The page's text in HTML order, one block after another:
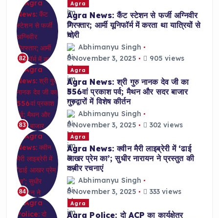
82
Agra
Agra News: कैंट स्टेशन से फर्जी अग्निवीर
गिरफ्तार; आर्मी यूनिफॉर्म में करता था यात्रियों से
चोरी
Abhimanyu Singh
November 3, 2025
905 views
83
Agra
Agra News: श्री गुरु नानक देव जी का
556वां प्रकाश पर्व; मैथन और सदर बाजार
गुरुद्वारों में विशेष कीर्तन
Abhimanyu Singh
November 3, 2025
302 views
84
Agra
Agra News: क्वीन मैरी लाइब्रेरी में ‘ढाई
आखर प्रेम का’; सुधीर नारायन ने प्रस्तुत की
कबीर रचनाएं
Abhimanyu Singh
November 3, 2025
333 views
Agra
Agra Police: दो ACP का कार्यक्षेत्र